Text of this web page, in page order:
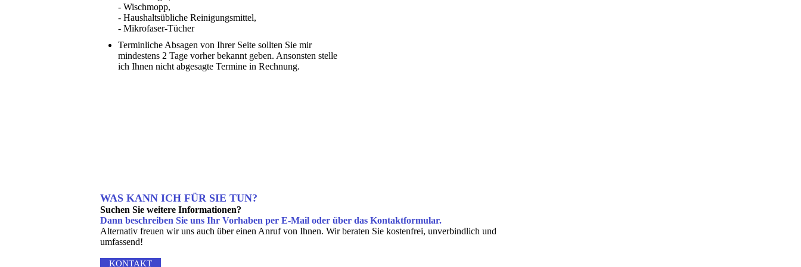
- Wischmopp,
- Haushaltsübliche Reinigungsmittel,
- Mikrofaser-Tücher
Terminliche Absagen von Ihrer Seite sollten Sie mir
mindestens 2 Tage vorher bekannt geben. Ansonsten stelle
ich Ihnen nicht abgesagte Termine in Rechnung.
WAS KANN ICH FÜR SIE TUN?
Suchen Sie weitere Informationen?
Dann beschreiben Sie uns Ihr Vorhaben per E-Mail oder über das Kontakt­formular.
Alternativ freuen wir uns auch über einen Anruf von Ihnen. Wir beraten Sie kostenfrei, unverbindlich und
umfassend!
KONTAKT